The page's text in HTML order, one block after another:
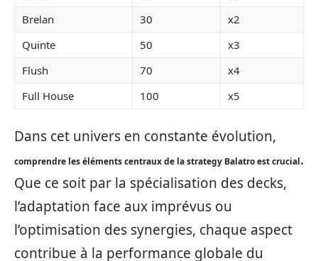
Brelan
30
x2
Quinte
50
x3
Flush
70
x4
Full House
100 x5
Dans cet univers en constante évolution,
comprendre les éléments centraux de la strategy Balatro est crucial.
Que ce soit par la spécialisation des decks,
l’adaptation face aux imprévus ou
l’optimisation des synergies, chaque aspect
contribue à la performance globale du